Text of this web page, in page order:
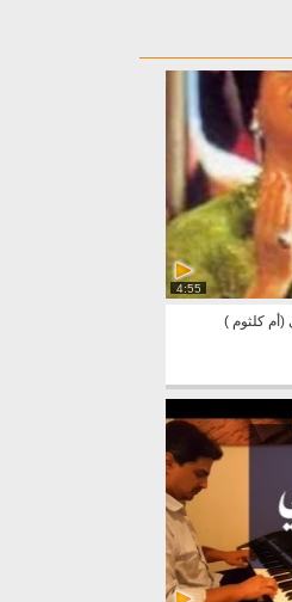
4:55
كلثوم )